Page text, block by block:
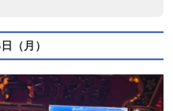
（月）